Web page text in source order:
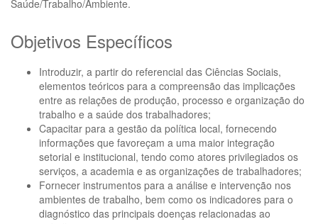
Saúde/Trabalho/Ambiente.
Objetivos Específicos
Introduzir, a partir do referencial das Ciências Sociais,
elementos teóricos para a compreensão das implicações
entre as relações de produção, processo e organização do
trabalho e a saúde dos trabalhadores;
Capacitar para a gestão da política local, fornecendo
informações que favoreçam a uma maior integração
setorial e institucional, tendo como atores privilegiados os
serviços, a academia e as organizações de trabalhadores;
Fornecer instrumentos para a análise e intervenção nos
ambientes de trabalho, bem como os indicadores para o
diagnóstico das principais doenças relacionadas ao